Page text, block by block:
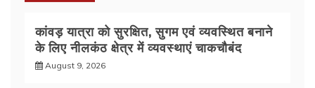
कांवड़ यात्रा को सुरक्षित, सुगम एवं व्यवस्थित बनाने
के लिए नीलकंठ क्षेत्र में व्यवस्थाएं चाकचौबंद
August 9, 2026